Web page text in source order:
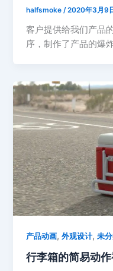
halfsmoke/2020年3月9
客户提供给我们产品
序，制作了产品的爆
产品动画,外观设计,未
行李箱的简易动